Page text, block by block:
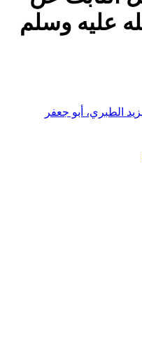
عليه وسلم
الطبري، أبو جعفر